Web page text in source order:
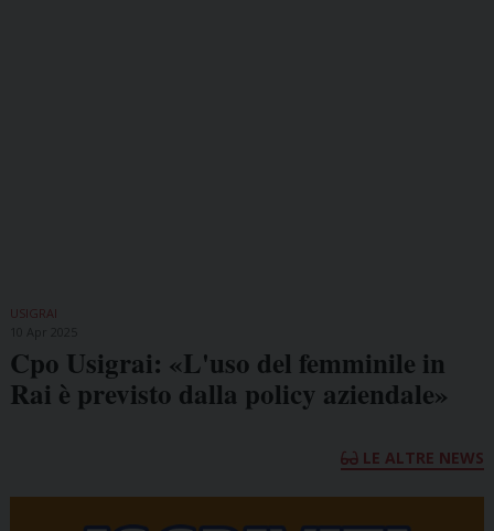
USIGRAI
Cpo Usigrai: «L'uso del femminile in
Rai è previsto dalla policy aziendale»
LE ALTRE NEWS